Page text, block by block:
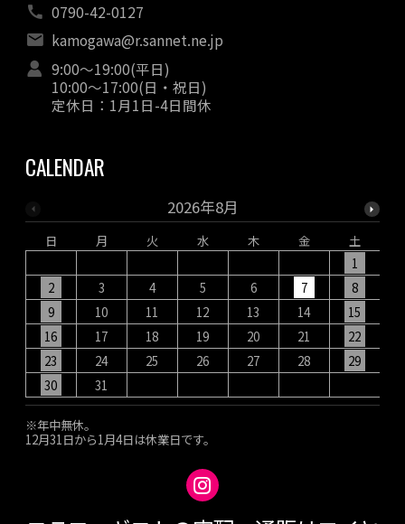
0790-42-0127
kamogawa@r.sannet.ne.jp
9:00〜19:00(平日)
10:00〜17:00(日・祝日)
定休日：1月1日-4日間休
CALENDAR
2026年8月
日 月 火 水 木 金
土
1
2
3 4 5 6 7
8
9
10 11 12 13 14
15
16
17 18 19 20 21
22
23
24 25 26 27 28
29
30
31
※年中無休。
12月31日から1月4日は休業日です。